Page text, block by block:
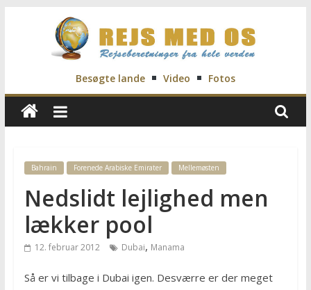
Rejs
Med
Os
Rejseblog
for
Vilde,
Frida,
og
Besøgte lande Video Fotos
Bahrain Forenede Arabiske Emirater Mellemøsten
Nedslidt lejlighed men
lækker pool
12. februar 2012 Dubai, Manama
Så er vi tilbage i Dubai igen. Desværre er der meget